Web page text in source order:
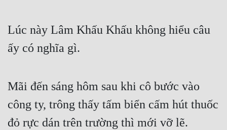
Lúc này Lâm Khấu Khấu không hiểu câu
ấy có nghĩa gì.
Mãi đến sáng hôm sau khi cô bước vào
công ty, trông thấy tấm biển cấm hút thuốc
đỏ rực dán trên trường thì mới vỡ lẽ.